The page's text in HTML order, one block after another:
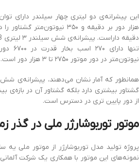
نیوتون‌متر در دور موتور ۲۷۵۰ تا ۳ هزار دور است.
همانطور که آمار نشان می‌دهند، پیشرانه‌ی شش
گشتاور بیشتری دارد بلکه گشتاور آن در بازه‌ی
از دور پایین تری در دسترس است.
موتور توربوشارژر ملی در گذر
پروژه تولید مدل توربوشارژر از موتور ملی یه